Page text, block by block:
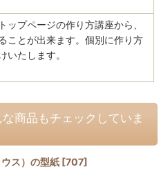
ップページの作り方講座から、
ことが出来ます。個別に作り方
いたします。
商品もチェックしていま
ス）の型紙 [707]